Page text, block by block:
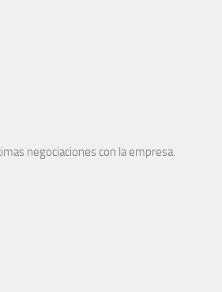
negociaciones con la empresa.